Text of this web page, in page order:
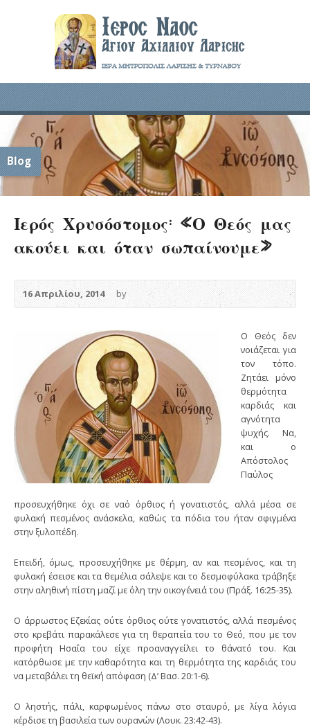
Blog
Ιερός Χρυσόστομος: «Ο Θεός μας
ακούει και όταν σωπαίνουμε»
16 Απριλίου, 2014 by
Ο Θεός δεν
νοιάζεται για
τον τόπο.
Ζητάει μόνο
θερμότητα
καρδιάς και
αγνότητα
ψυχής. Να,
και ο
Απόστολος
Παύλος
προσευχήθηκε όχι σε ναό όρθιος ή γονατιστός, αλλά μέσα σε
φυλακή πεσμένος ανάσκελα, καθώς τα πόδια του ήταν σφιγμένα
στην ξυλοπέδη.
Επειδή, όμως, προσευχήθηκε με θέρμη, αν και πεσμένος, και τη
φυλακή έσεισε και τα θεμέλια σάλεψε και το δεσμοφύλακα τράβηξε
στην αληθινή πίστη μαζί με όλη την οικογένειά του (Πράξ. 16:25-35).
Ο άρρωστος Εζεκίας ούτε όρθιος ούτε γονατιστός, αλλά πεσμένος
στο κρεβάτι παρακάλεσε για τη θεραπεία του το Θεό, που με τον
προφήτη Ησαΐα του είχε προαναγγείλει το θάνατό του. Και
κατόρθωσε με την καθαρότητα και τη θερμότητα της καρδιάς του
να μεταβάλει τη θεϊκή απόφαση (Δ’ Βασ. 20:1-6).
Ο ληστής, πάλι, καρφωμένος πάνω στο σταυρό, με λίγα λόγια
κέρδισε τη βασιλεία των ουρανών (Λουκ. 23:42-43).